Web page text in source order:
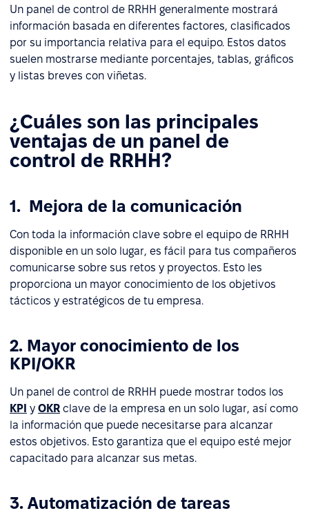
Un panel de control de RRHH generalmente mostrará
información basada en diferentes factores, clasificados
por su importancia relativa para el equipo. Estos datos
suelen mostrarse mediante porcentajes, tablas, gráficos
y listas breves con viñetas.
¿Cuáles son las principales
ventajas de un panel de
control de RRHH?
1. Mejora de la comunicación
Con toda la información clave sobre el equipo de RRHH
disponible en un solo lugar, es fácil para tus compañeros
comunicarse sobre sus retos y proyectos. Esto les
proporciona un mayor conocimiento de los objetivos
tácticos y estratégicos de tu empresa.
2. Mayor conocimiento de los
KPI/OKR
Un panel de control de RRHH puede mostrar todos los
KPI y OKR clave de la empresa en un solo lugar, así como
la información que puede necesitarse para alcanzar
estos objetivos. Esto garantiza que el equipo esté mejor
capacitado para alcanzar sus metas.
3. Automatización de tareas